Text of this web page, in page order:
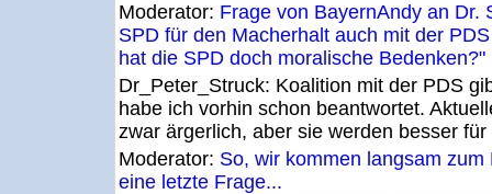
Moderator: Frage von BayernAndy an Dr.
SPD für den Macherhalt auch mit der
hat die SPD doch moralische Bedenken?"
Dr_Peter_Struck: Koalition mit der PDS
habe ich vorhin schon beantwortet.
zwar ärgerlich, aber sie werden besser
Moderator: So, wir kommen langsam zum
eine letzte Frage...